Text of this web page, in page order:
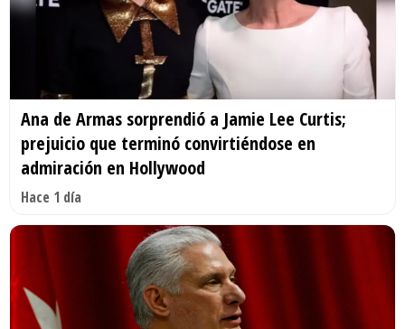
Ana de Armas sorprendió a Jamie Lee Curtis;
prejuicio que terminó convirtiéndose en
admiración en Hollywood
Hace 1 día